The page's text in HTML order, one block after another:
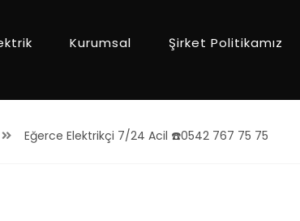
Kurumsal Şirket Politikamız
Eğerce Elektrikçi 7/24 Acil ☎️0542 767 75 75